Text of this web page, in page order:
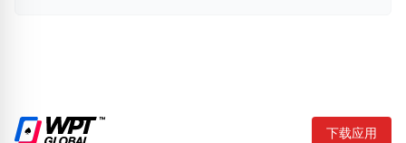
下载应用